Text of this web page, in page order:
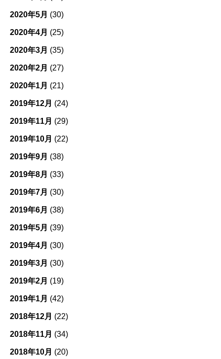
2020年5月 (30)
2020年4月 (25)
2020年3月 (35)
2020年2月 (27)
2020年1月 (21)
2019年12月 (24)
2019年11月 (29)
2019年10月 (22)
2019年9月 (38)
2019年8月 (33)
2019年7月 (30)
2019年6月 (38)
2019年5月 (39)
2019年4月 (30)
2019年3月 (30)
2019年2月 (19)
2019年1月 (42)
2018年12月 (22)
2018年11月 (34)
2018年10月 (20)